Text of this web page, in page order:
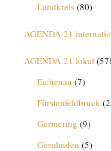
Landkreis(80)
AGENDA 21
AGENDA 21 lokal
Eichenau (7)
Fürstenfeldbruck
Germering (9)
Gernlinden (5)